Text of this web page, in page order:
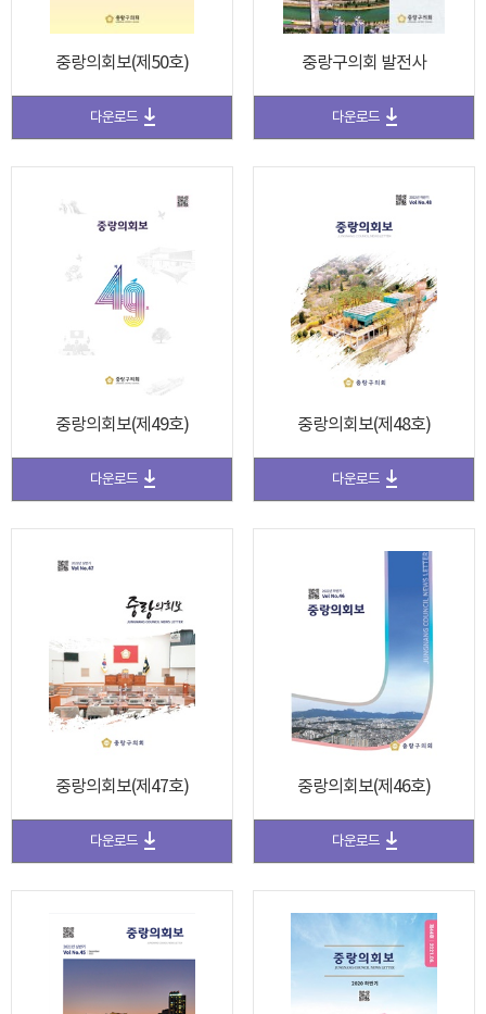
중랑의회보(제50호)
다운로드
중랑구의회 발전사
다운로드
중랑의회보(제49호)
다운로드
중랑의회보(제48호)
다운로드
중랑의회보(제47호)
다운로드
중랑의회보(제46호)
다운로드